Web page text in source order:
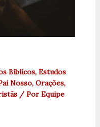
Bíblicos, Estudos
Nosso, Orações,
/ Por Equipe